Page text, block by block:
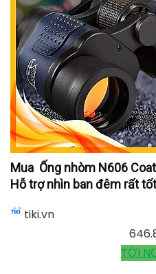
Mua ️ Ống nhòm N606
Hỗ trợ nhìn ban đêm rất
tiki.vn
TỚI